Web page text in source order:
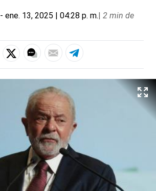
- ene. 13, 2025 | 04:28 p. m.| 2 min de